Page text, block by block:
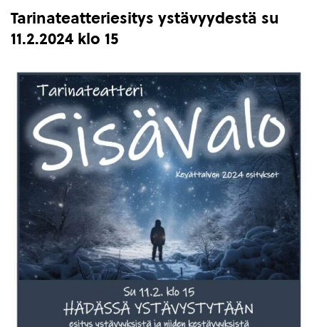
Tarinateatteriesitys ystävyydestä su
11.2.2024 klo 15